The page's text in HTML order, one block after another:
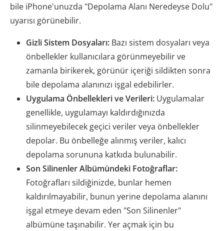
bile iPhone'unuzda "Depolama Alanı Neredeyse Dolu"
uyarısı görünebilir.
Gizli Sistem Dosyaları: Bazı sistem dosyaları veya
önbellekler kullanıcılara görünmeyebilir ve
zamanla birikerek, görünür içeriği sildikten sonra
bile depolama alanınızı işgal edebilirler.
Uygulama Önbellekleri ve Verileri: Uygulamalar
genellikle, uygulamayı kaldırdığınızda
silinmeyebilecek geçici veriler veya önbellekler
depolar. Bu önbelleğe alınmış veriler, kalıcı
depolama sorununa katkıda bulunabilir.
Son Silinenler Albümündeki Fotoğraflar:
Fotoğrafları sildiğinizde, bunlar hemen
kaldırılmayabilir, bunun yerine depolama alanını
işgal etmeye devam eden "Son Silinenler"
albümüne taşınabilir. Yer açmak için bu